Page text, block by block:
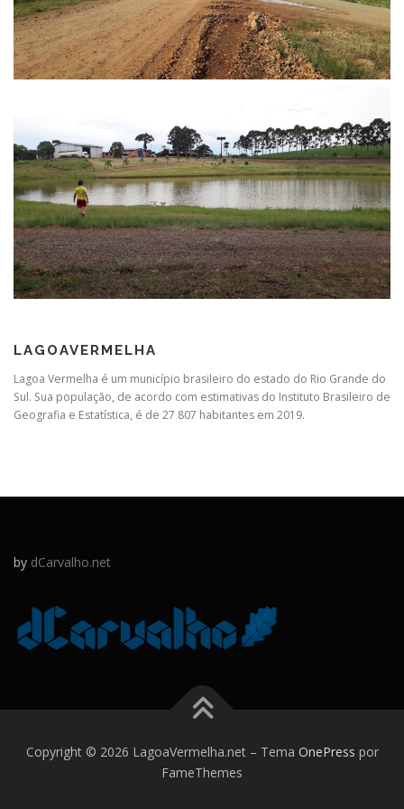
LAGOAVERMELHA
Lagoa Vermelha é um município brasileiro do estado do Rio Grande do
Sul. Sua população, de acordo com estimativas do Instituto Brasileiro de
Geografia e Estatística, é de 27 807 habitantes em 2019.
by dCarvalho.net
Copyright © 2026 LagoaVermelha.net – Tema OnePress por
FameThemes